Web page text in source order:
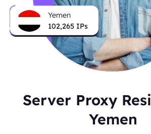
Yemen
102,265 IPs
Server Proxy
Yemen